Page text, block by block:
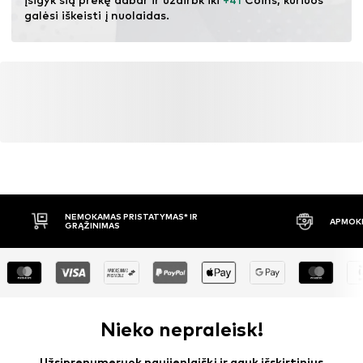
galėsi iškeisti į nuolaidas.
NEMOKAMAS PRISTATYMAS* IR
GRĄŽINIMAS
Nieko nepraleisk!